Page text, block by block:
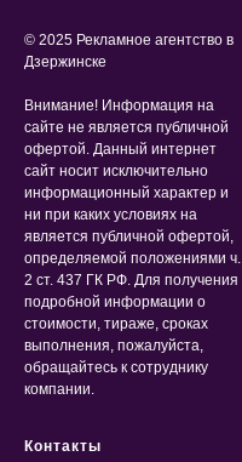
© 2025 Рекламное агентство в
Дзержинске
Внимание! Информация на
сайте не является публичной
офертой. Данный интернет
сайт носит исключительно
информационный характер и
ни при каких условиях на
является публичной офертой,
определяемой положениями ч.
2 ст. 437 ГК РФ. Для получения
подробной информации о
стоимости, тираже, сроках
выполнения, пожалуйста,
обращайтесь к сотруднику
компании.
Контакты